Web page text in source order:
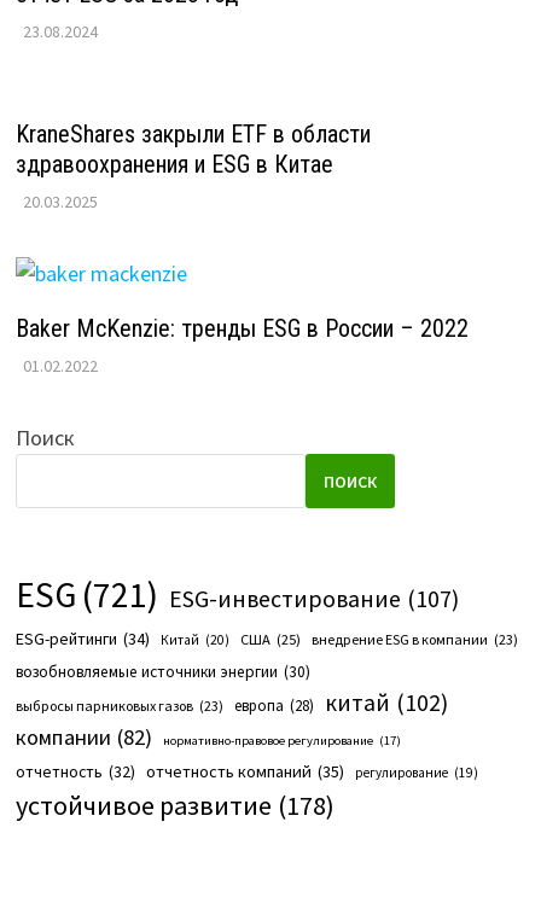
23.08.2024
KraneShares закрыли ETF в области
здравоохранения и ESG в Китае
20.03.2025
Baker McKenzie: тренды ESG в России – 2022
01.02.2022
Поиск
ПОИСК
ESG (721) ESG-инвестирование (107)
ESG-рейтинги (34) Китай (20) США (25) внедрение ESG в компании (23)
возобновляемые источники энергии (30)
выбросы парниковых газов (23) европа (28) китай (102)
компании (82) нормативно-правовое регулирование (17)
отчетность (32) отчетность компаний (35) регулирование (19)
устойчивое развитие (178)